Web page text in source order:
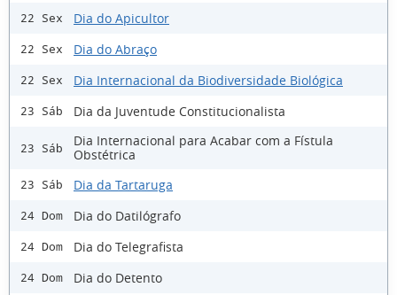
22 Sex Dia do Apicultor
22 Sex Dia do Abraço
22 Sex Dia Internacional da Biodiversidade Biológica
23 Sáb Dia da Juventude Constitucionalista
23 Sáb
Dia Internacional para Acabar com a Fístula
Obstétrica
23 Sáb Dia da Tartaruga
24 Dom Dia do Datilógrafo
24 Dom Dia do Telegrafista
24 Dom Dia do Detento